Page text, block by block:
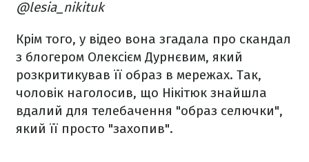
@lesia_nikituk
Крім того, у відео вона згадала про скандал
з блогером Олексієм Дурнєвим, який
розкритикував її образ в мережах. Так,
чоловік наголосив, що Нікітюк знайшла
вдалий для телебачення "образ селючки",
який її просто "захопив".